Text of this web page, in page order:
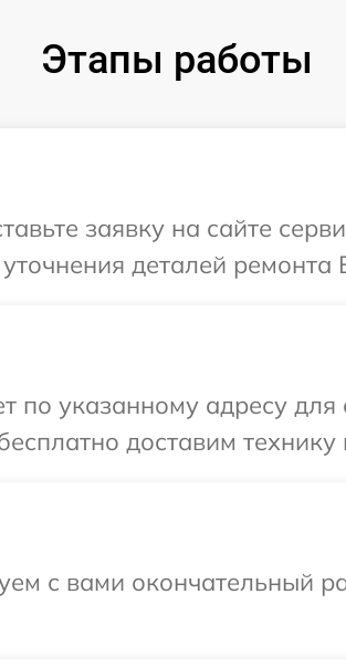
Этапы работы
заявку на сайте
деталей ремонта
указанному адресу для
доставим
с вами окончательный